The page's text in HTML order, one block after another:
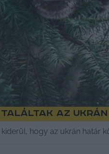
az ukrán
hogy az ukrán határ